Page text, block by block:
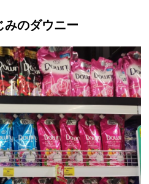
みのダウニー